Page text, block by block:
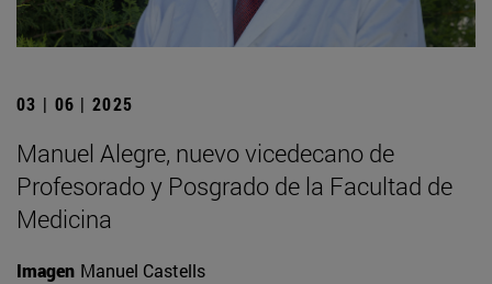
03 | 06 | 2025
Manuel Alegre, nuevo vicedecano de
Profesorado y Posgrado de la Facultad de
Medicina
Imagen Manuel Castells